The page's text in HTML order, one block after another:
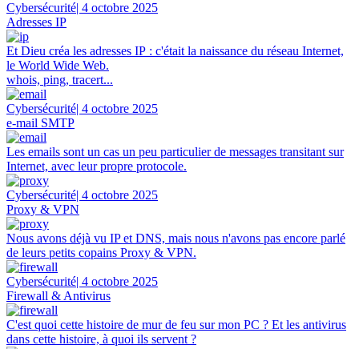
Cybersécurité| 4 octobre 2025
Adresses IP
Et Dieu créa les adresses IP : c'était la naissance du réseau Internet,
le World Wide Web.
whois, ping, tracert...
Cybersécurité| 4 octobre 2025
e-mail SMTP
Les emails sont un cas un peu particulier de messages transitant sur
Internet, avec leur propre protocole.
Cybersécurité| 4 octobre 2025
Proxy & VPN
Nous avons déjà vu IP et DNS, mais nous n'avons pas encore parlé
de leurs petits copains Proxy & VPN.
Cybersécurité| 4 octobre 2025
Firewall & Antivirus
C'est quoi cette histoire de mur de feu sur mon PC ? Et les antivirus
dans cette histoire, à quoi ils servent ?